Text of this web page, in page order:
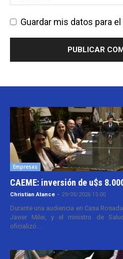
Guardar mis datos para
Empresas
CAEME: inversión de u$s
Christian Atance - 29/05/2026 15:00
Durante una audiencia en Casa
Javier Milei, y el ministro de
oficializó...